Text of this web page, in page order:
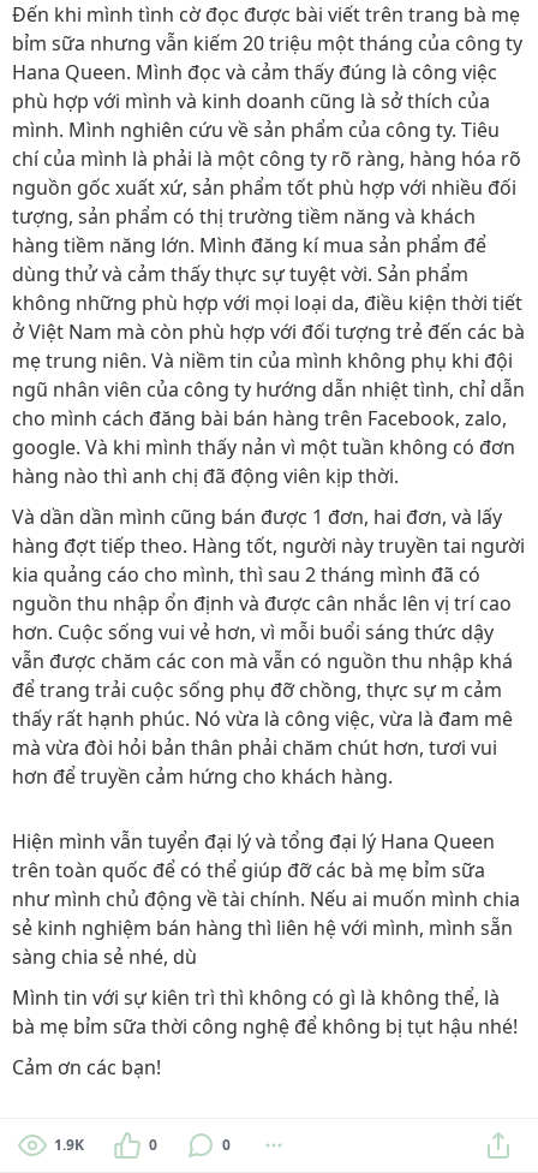
Đến khi mình tình cờ đọc được bài viết trên trang bà mẹ
bỉm sữa nhưng vẫn kiếm 20 triệu một tháng của công ty
Hana Queen. Mình đọc và cảm thấy đúng là công việc
phù hợp với mình và kinh doanh cũng là sở thích của
mình. Mình nghiên cứu về sản phẩm của công ty. Tiêu
chí của mình là phải là một công ty rõ ràng, hàng hóa rõ
nguồn gốc xuất xứ, sản phẩm tốt phù hợp với nhiều đối
tượng, sản phẩm có thị trường tiềm năng và khách
hàng tiềm năng lớn. Mình đăng kí mua sản phẩm để
dùng thử và cảm thấy thực sự tuyệt vời. Sản phẩm
không những phù hợp với mọi loại da, điều kiện thời tiết
ở Việt Nam mà còn phù hợp với đối tượng trẻ đến các bà
mẹ trung niên. Và niềm tin của mình không phụ khi đội
ngũ nhân viên của công ty hướng dẫn nhiệt tình, chỉ dẫn
cho mình cách đăng bài bán hàng trên Facebook, zalo,
google. Và khi mình thấy nản vì một tuần không có đơn
hàng nào thì anh chị đã động viên kịp thời.
Và dần dần mình cũng bán được 1 đơn, hai đơn, và lấy
hàng đợt tiếp theo. Hàng tốt, người này truyền tai người
kia quảng cáo cho mình, thì sau 2 tháng mình đã có
nguồn thu nhập ổn định và được cân nhắc lên vị trí cao
hơn. Cuộc sống vui vẻ hơn, vì mỗi buổi sáng thức dậy
vẫn được chăm các con mà vẫn có nguồn thu nhập khá
để trang trải cuộc sống phụ đỡ chồng, thực sự m cảm
thấy rất hạnh phúc. Nó vừa là công việc, vừa là đam mê
mà vừa đòi hỏi bản thân phải chăm chút hơn, tươi vui
hơn để truyền cảm hứng cho khách hàng.
Hiện mình vẫn tuyển đại lý và tổng đại lý Hana Queen
trên toàn quốc để có thể giúp đỡ các bà mẹ bỉm sữa
như mình chủ động về tài chính. Nếu ai muốn mình chia
sẻ kinh nghiệm bán hàng thì liên hệ với mình, mình sẵn
sàng chia sẻ nhé, dù
Mình tin với sự kiên trì thì không có gì là không thể, là
bà mẹ bỉm sữa thời công nghệ để không bị tụt hậu nhé!
Cảm ơn các bạn!
1.9K 0 0